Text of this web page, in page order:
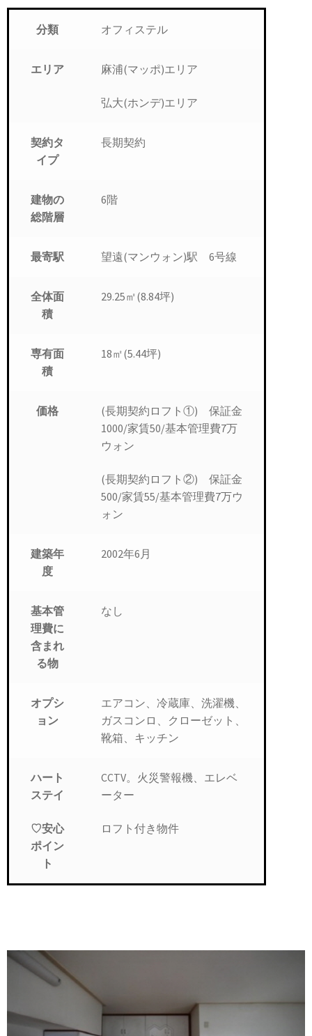
分類 オフィステル
エリア 麻浦(マッポ)エリア
弘大(ホンデ)エリア
契約タ
イプ
長期契約
建物の
総階層
6階
最寄駅 望遠(マンウォン)駅 6号線
全体面
積
29.25㎡(8.84坪)
専有面
積
18㎡(5.44坪)
価格
(長期契約ロフト①) 保証金
1000/家賃50/基本管理費7万
ウォン
(長期契約ロフト②) 保証金
500/家賃55/基本管理費7万ウ
ォン
建築年
度
2002年6月
基本管
理費に
含まれ
る物
なし
オプシ
ョン
エアコン、冷蔵庫、洗濯機、
ガスコンロ、クローゼット、
靴箱、キッチン
ハート
ステイ
♡安心
ポイン
ト
CCTV。火災警報機、エレベ
ーター
ロフト付き物件